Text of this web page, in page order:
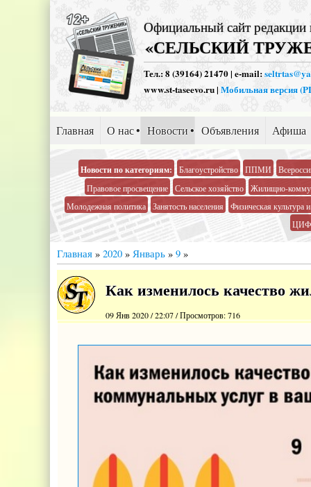
Официальный сайт редакции
«СЕЛЬСКИЙ
Тел.: 8 (39164) 21470 | e-mail:
www.st-taseevo.ru | Мобильная версия
Главная О нас Новости Объявления Афиша
Новости по категориям: Благоустройство ППМИ
Правовое просвещение
Сельское хозяйство
Жилищно-
Молодежная политика
Занятость населения
Физическая культура
Главная » 2020 » Январь » 9 »
Как изменилось качество
09 Янв 2020 / 22:07 / Просмотров: 716